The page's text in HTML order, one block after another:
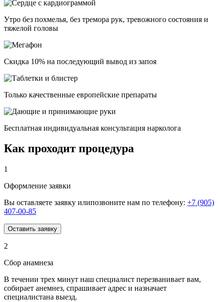
Утро без похмелья, без тремора рук, тревожного состояния и
тяжелой головы
Скидка 10% на последующий вывод из запоя
Только качественные европейские препараты
Бесплатная индивидуальная консультация нарколога
Как проходит процедура
1
Оформление заявки
Вы оставляете заявку илипозвоните нам по телефону: +7 (905)
407-00-85
Оставить заявку
2
Сбор анамнеза
В течении трех минут наш специалист перезванивает вам,
собирает анемнез, спрашивает адрес и назначает
специалистана выезд.